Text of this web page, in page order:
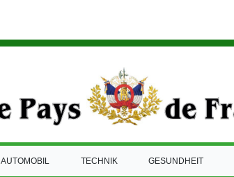
AUTOMOBIL TECHNIK GESUNDHEIT